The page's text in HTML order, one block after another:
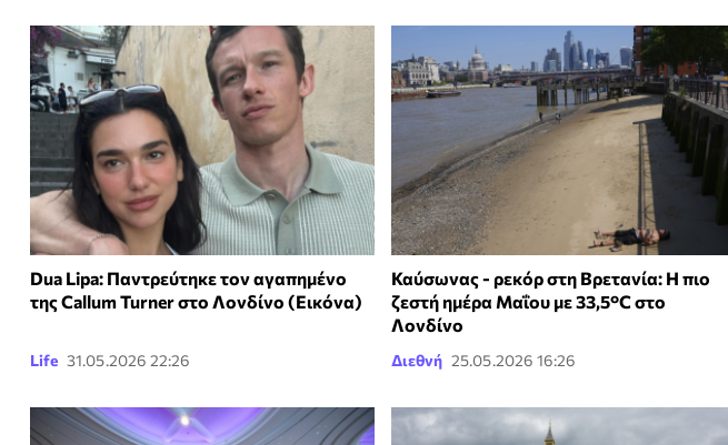
Dua Lipa: Παντρεύτηκε τον αγαπημένο
της Callum Turner στο Λονδίνο (Εικόνα)
Life 31.05.2026 22:26
Καύσωνας - ρεκόρ στη Βρετανία: Η πιο
ζεστή ημέρα Μαΐου με 33,5°C στο
Λονδίνο
Διεθνή 25.05.2026 16:26